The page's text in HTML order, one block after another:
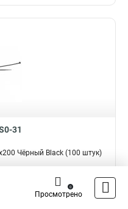
31
Чёрный Black (100 штук)
Сравнить
Просмотрено
0